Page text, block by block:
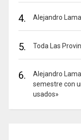
4. Alejandro
5. Toda Las
6.
Alejandro
semestre con
usados»